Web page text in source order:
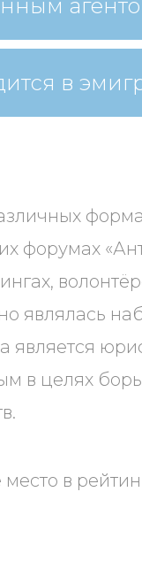
в
форумах
являлась
является
в целях
в